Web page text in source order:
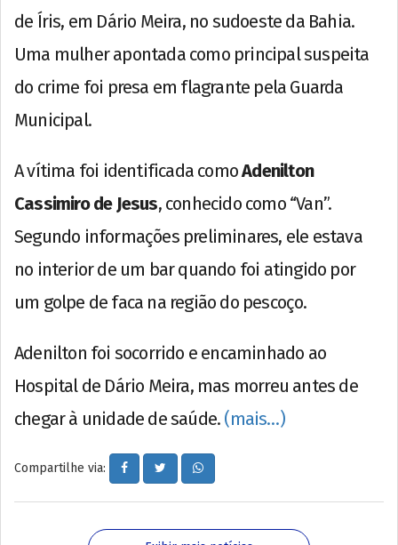
de Íris, em Dário Meira, no sudoeste da Bahia.
Uma mulher apontada como principal suspeita
do crime foi presa em flagrante pela Guarda
Municipal.
A vítima foi identificada comoAdenilton
Cassimiro de Jesus, conhecido como “Van”.
Segundo informações preliminares, ele estava
no interior de um bar quando foi atingido por
um golpe de faca na região do pescoço.
Adenilton foi socorrido e encaminhado ao
Hospital de Dário Meira, mas morreu antes de
chegar à unidade de saúde. (mais…)
Compartilhe via: